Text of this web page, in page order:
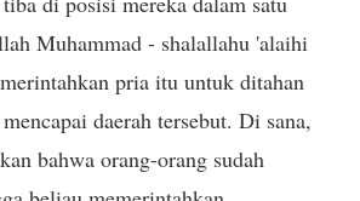
Muhammad - shalallahu 'alaihi
pria itu untuk ditahan
daerah tersebut. Di sana,
bahwa orang-orang sudah